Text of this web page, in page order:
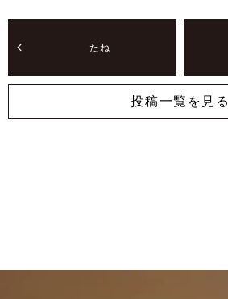
たね
投稿一覧を見る